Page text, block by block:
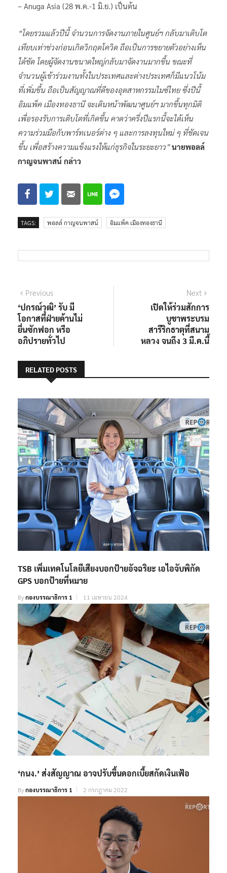
– Anuga Asia (28 พ.ค.-1 มิ.ย.) เป็นต้น
“โดยรวมแล้วปีนี้ จำนวนการจัดงานภายในศูนย์ฯ กลับมาเติบโต
เทียบเท่าช่วงก่อนเกิดวิกฤตโควิด ถือเป็นการขยายตัวอย่างเห็น
ได้ชัด โดยผู้จัดงานขนาดใหญ่กลับมาจัดงานมากขึ้น ขณะที่
จำนวนผู้เข้าร่วมงานทั้งในประเทศและต่างประเทศก็มีแนวโน้ม
ที่เพิ่มขึ้น ถือเป็นสัญญาณที่ดีของอุตสาหกรรมไมซ์ไทย ซึ่งปีนี้
อิมแพ็ค เมืองทองธานี จะเดินหน้าพัฒนาศูนย์ฯ มากขึ้นทุกมิติ
เพื่อรองรับการเติบโตที่เกิดขึ้น คาดว่าครึ่งปีแรกนี้จะได้เห็น
ความร่วมมือกับพาร์ทเนอร์ต่าง ๆ และการลงทุนใหม่ ๆ ที่ชัดเจน
ขึ้น เพื่อสร้างความแข็งแรงให้แก่ธุรกิจในระยะยาว” นายพอลล์
กาญจนพาสน์ กล่าว
TAGS: พอลล์ กาญจนพาสน์ อิมแพ็ค เมืองทองธานี
แนะแนว
เรื่อง
PreviousPrevious
post:
‘ปกรณ์วุฒิ’ รับ มี
โอกาสที่ฝ่ายค้านไม่
ยื่นซักฟอก หรือ
อภิปรายทั่วไป
Next
post:
เปิดให้ร่วมสักการ
บูชาพระบรม
สารีริกธาตุที่สนาม
หลวง จนถึง 3 มี.ค.นี้
RELATED POSTS
TSB เพิ่มเทคโนโลยีเสียงบอกป้ายอัจฉริยะ เอไอจับพิกัด
GPS บอกป้ายที่หมาย
Byกองบรรณาธิการ 1 11 เมษายน 2024
‘กนง.’ ส่งสัญญาณ อาจปรับขึ้นดอกเบี้ยสกัดเงินเฟ้อ
Byกองบรรณาธิการ 1 2 กรกฎาคม 2022